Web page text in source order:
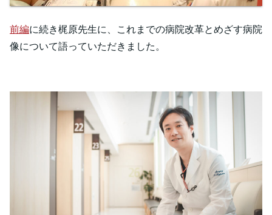
前編に続き梶原先生に、これまでの病院改革とめざす病院
像について語っていただきました。